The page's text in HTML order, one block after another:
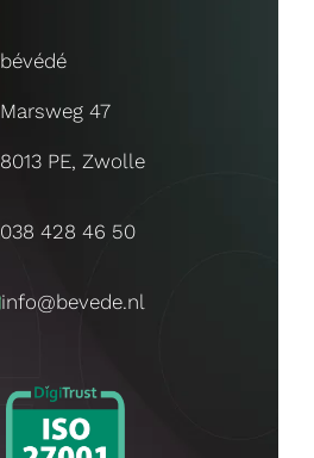
bévédé
Marsweg 47
8013 PE, Zwolle
038 428 46 50
info@bevede.nl